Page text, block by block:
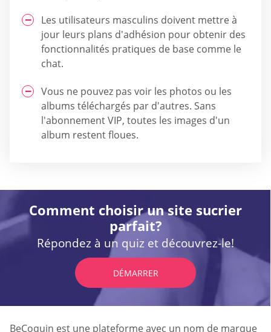
Les utilisateurs masculins doivent mettre à
jour leurs plans d'adhésion pour obtenir des
fonctionnalités pratiques de base comme le
chat.
Vous ne pouvez pas voir les photos ou les
albums téléchargés par d'autres. Sans
l'abonnement VIP, toutes les images d'un
album restent floues.
Comment choisir un site sucrier
parfait?
Répondez à un quiz et découvrez-le!
DÉMARRER
BeCoquin est une plateforme avec un nom de marque